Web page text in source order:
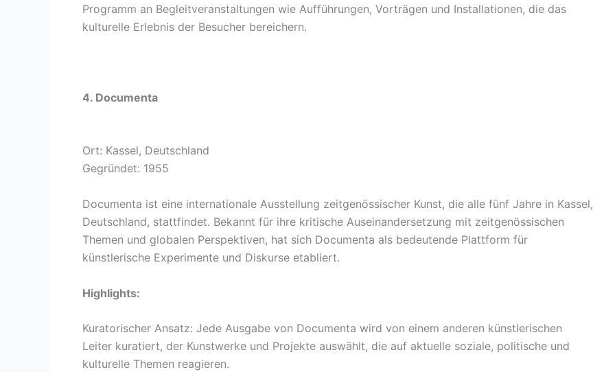
Programm an Begleitveranstaltungen wie Aufführungen, Vorträgen und Installationen, die das
kulturelle Erlebnis der Besucher bereichern.
4. Documenta
Ort: Kassel, Deutschland
Gegründet: 1955
Documenta ist eine internationale Ausstellung zeitgenössischer Kunst, die alle fünf Jahre in Kassel,
Deutschland, stattfindet. Bekannt für ihre kritische Auseinandersetzung mit zeitgenössischen
Themen und globalen Perspektiven, hat sich Documenta als bedeutende Plattform für
künstlerische Experimente und Diskurse etabliert.
Highlights:
Kuratorischer Ansatz: Jede Ausgabe von Documenta wird von einem anderen künstlerischen
Leiter kuratiert, der Kunstwerke und Projekte auswählt, die auf aktuelle soziale, politische und
kulturelle Themen reagieren.